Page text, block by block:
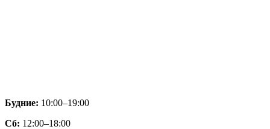
Будние: 10:00–19:00
Сб: 12:00–18:00